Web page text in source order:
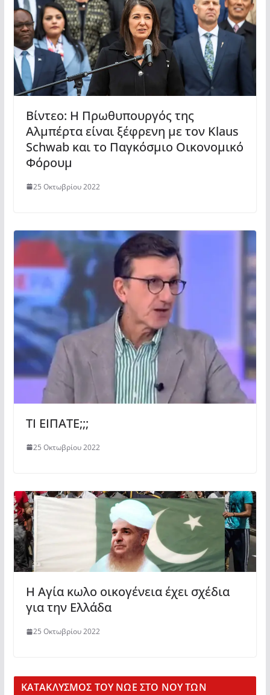
Βίντεο: Η Πρωθυπουργός της
Αλμπέρτα είναι ξέφρενη με τον Klaus
Schwab και το Παγκόσμιο Οικονομικό
Φόρουμ
25 Οκτωβρίου 2022
ΤΙ ΕΙΠΑΤΕ;;;
25 Οκτωβρίου 2022
Η Αγία κωλο οικογένεια έχει σχέδια
για την Ελλάδα
25 Οκτωβρίου 2022
KΑΤΑΚΛΥΣΜΟΣ ΤΟΥ ΝΩΕ ΣΤΟ ΝΟΥ ΤΩΝ